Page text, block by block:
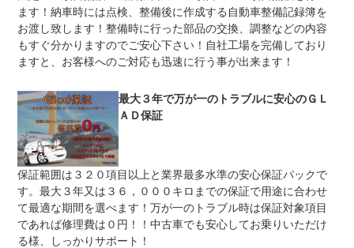
ます！納車時には点検、整備後に作成する自動車整備記録簿を
お渡し致します！整備時に行った部品の交換、調整などの内容
もすぐ分かりますのでご安心下さい！自社工場を完備しており
ますと、お客様へのご対応も迅速に行う事が出来ます！
最大３年で万が一のトラブルに安心のＧＬ
ＡＤ保証
保証範囲は３２０項目以上と業界最多水準の安心保証パックで
す。最大３年又は３６，０００キロまでの保証で用途に合わせ
て最適な期間を選べます！万が一のトラブル時は保証対象項目
であれば修理費は０円！！中古車でも安心してお乗りいただけ
る様、しっかりサポート！